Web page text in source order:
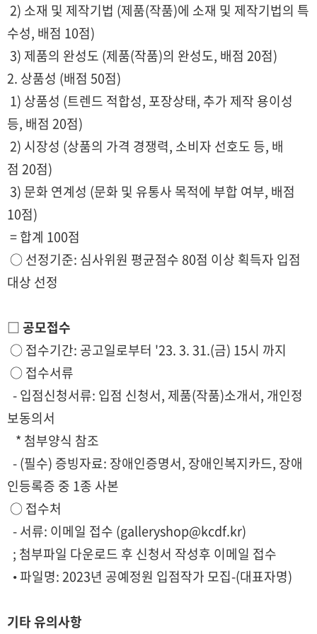
2) 소재 및 제작기법 (제품(작품)에 소재 및 제작기법의 특
수성, 배점 10점)
3) 제품의 완성도 (제품(작품)의 완성도, 배점 20점)
2. 상품성 (배점 50점)
1) 상품성 (트렌드 적합성, 포장상태, 추가 제작 용이성
등, 배점 20점)
2) 시장성 (상품의 가격 경쟁력, 소비자 선호도 등, 배
점 20점)
3) 문화 연계성 (문화 및 유통사 목적에 부합 여부, 배점
10점)
= 합계 100점
○ 선정기준: 심사위원 평균점수 80점 이상 획득자 입점
대상 선정
□ 공모접수
○ 접수기간: 공고일로부터 '23. 3. 31.(금) 15시 까지
○ 접수서류
- 입점신청서류: 입점 신청서, 제품(작품)소개서, 개인정
보동의서
* 첨부양식 참조
- (필수) 증빙자료: 장애인증명서, 장애인복지카드, 장애
인등록증 중 1종 사본
○ 접수처
- 서류: 이메일 접수 (galleryshop@kcdf.kr)
; 첨부파일 다운로드 후 신청서 작성후 이메일 접수
• 파일명: 2023년 공예정원 입점작가 모집-(대표자명)
기타 유의사항